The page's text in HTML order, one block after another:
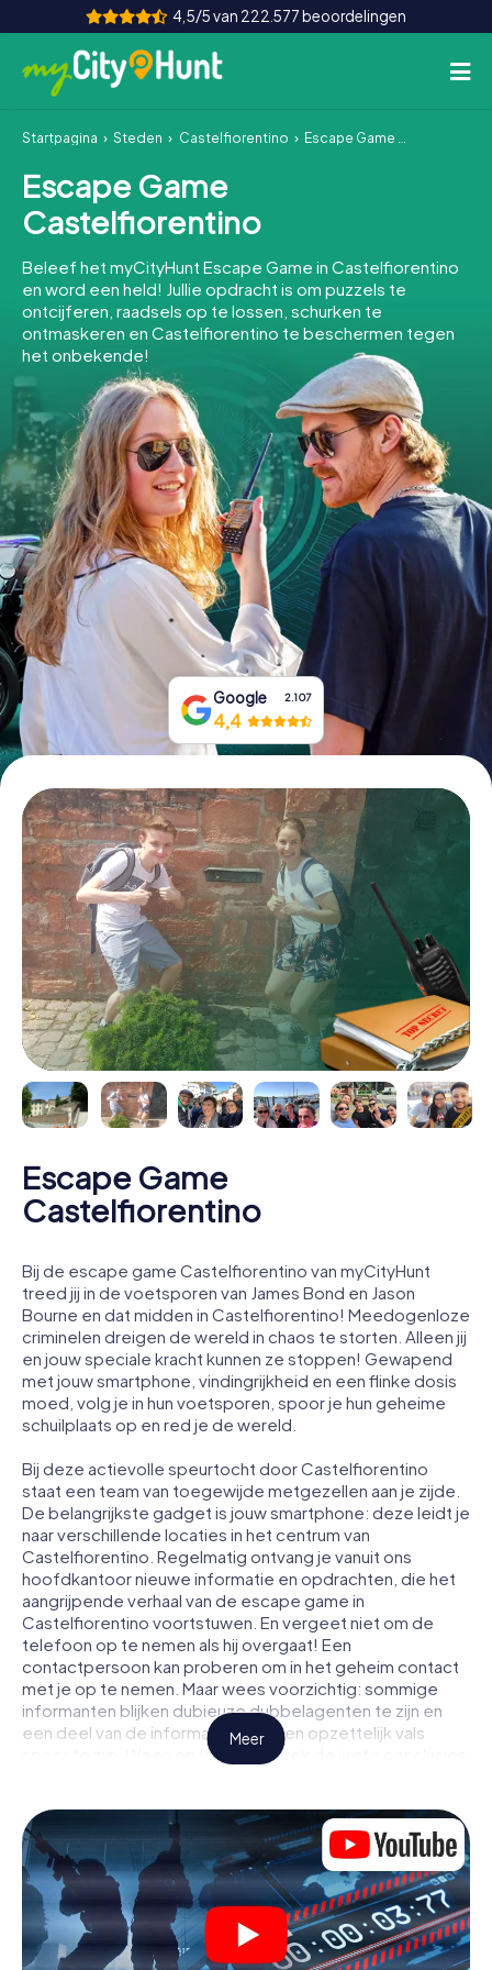
4,5/5 van 222.577 beoordelingen
Hoe het werkt
Steden
Teamevenement
Tickets
INT AT CH
DE
ES
FR UK
IE
IT
NL
Boek tickets
Koop cadeaubonnen
Startpagina Steden Castelfiorentino Escape Game Castelfiorentino
Escape Game
Castelfiorentino
Beleef het myCityHunt Escape Game in Castelfiorentino
en word een held! Jullie opdracht is om puzzels te
ontcijferen, raadsels op te lossen, schurken te
ontmaskeren en Castelfiorentino te beschermen tegen
het onbekende!
Google 2.107
4,4
Escape Game
Castelfiorentino
Bij de escape game Castelfiorentino van myCityHunt
treed jij in de voetsporen van James Bond en Jason
Bourne en dat midden in Castelfiorentino! Meedogenloze
criminelen dreigen de wereld in chaos te storten. Alleen jij
en jouw speciale kracht kunnen ze stoppen! Gewapend
met jouw smartphone, vindingrijkheid en een flinke dosis
moed, volg je in hun voetsporen, spoor je hun geheime
schuilplaats op en red je de wereld.
Bij deze actievolle speurtocht door Castelfiorentino
staat een team van toegewijde metgezellen aan je zijde.
De belangrijkste gadget is jouw smartphone: deze leidt je
naar verschillende locaties in het centrum van
Castelfiorentino. Regelmatig ontvang je vanuit ons
hoofdkantoor nieuwe informatie en opdrachten, die het
aangrijpende verhaal van de escape game in
Castelfiorentino voortstuwen. En vergeet niet om de
telefoon op te nemen als hij overgaat! Een
contactpersoon kan proberen om in het geheim contact
met je op te nemen. Maar wees voorzichtig: sommige
informanten blijken dubieuze dubbelagenten te zijn en
een deel van de informatie blijkt een opzettelijk vals
spoor te zijn. Wees op je hoede, trek de juiste conclusies
Anders dan in een klassieke escaperoom in
Castelfiorentino zit je niet opgesloten in een kamer
waaruit je jezelf binnen een bepaald tijdvenster moet
bevrijden. Met deze speurtocht met een smartphone
wordt heel Castelfiorentino jouw speelveld! De
technische voorwaarden voor jouw avontuur in
Castelfiorentino zijn een smartphone en toegang tot het
Meer